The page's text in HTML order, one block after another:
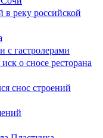
реку российской
с гастролерами
о сносе ресторана
снос строений